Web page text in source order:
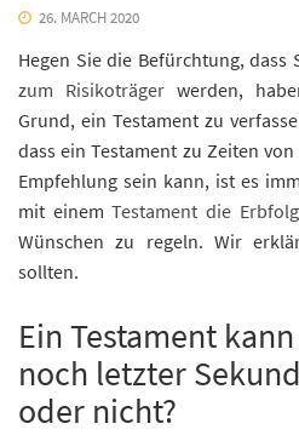
26. MARCH 2020
Hegen Sie die Befürchtung, dass
zum Risikoträger werden,
Grund, ein Testament zu
dass ein Testament zu Zeiten
Empfehlung sein kann, ist es
mit einemTestament die
Wünschen zu regeln. Wir
sollten.
Ein Testament
noch letzter
oder nicht?